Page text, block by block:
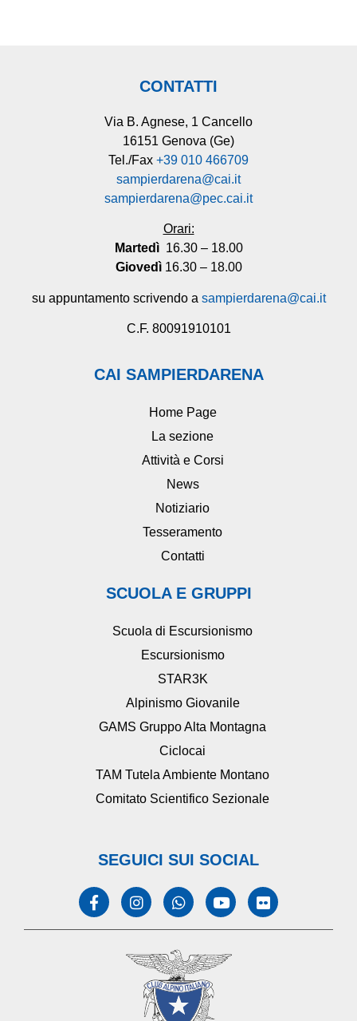
CONTATTI
Via B. Agnese, 1 Cancello
16151 Genova (Ge)
Tel./Fax +39 010 466709
sampierdarena@cai.it
sampierdarena@pec.cai.it
Orari:
Martedì 16.30 – 18.00
Giovedì16.30 – 18.00
su appuntamento scrivendo a sampierdarena@cai.it
C.F. 80091910101
CAI SAMPIERDARENA
Home Page
La sezione
Attività e Corsi
News
Notiziario
Tesseramento
Contatti
SCUOLA E GRUPPI
Scuola di Escursionismo
Escursionismo
STAR3K
Alpinismo Giovanile
GAMS Gruppo Alta Montagna
Ciclocai
TAM Tutela Ambiente Montano
Comitato Scientifico Sezionale
SEGUICI SUI SOCIAL